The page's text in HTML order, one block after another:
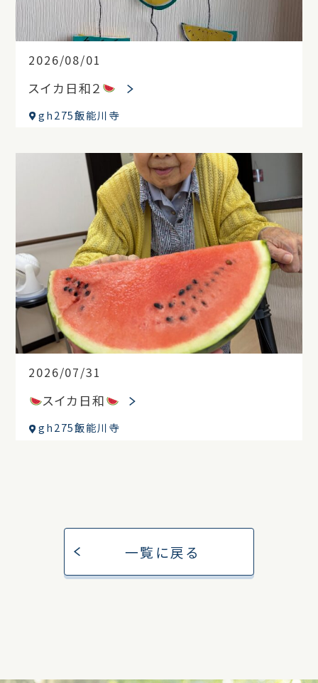
2026/08/01
スイカ日和２
gh275飯能川寺
2026/07/31
スイカ日和
gh275飯能川寺
一覧に戻る